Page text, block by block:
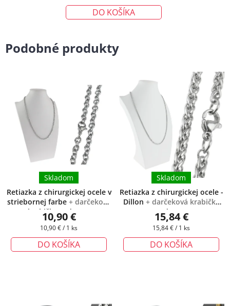
DO KOŠÍKA
Podobné produkty
Retiazka z chirurgickej ocele v
striebornej farbe + darčeková
krabička zadarmo
Skladom
10,90 €
Jednotková
10,90 € / 1 ks
DO KOŠÍKA
Retiazka z chirurgickej ocele -
Dillon + darčeková krabička
zadarmo
Skladom
15,84 €
Jednotková
15,84 € / 1 ks
DO KOŠÍKA